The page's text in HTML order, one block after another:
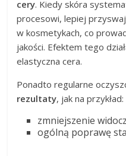
cery. Kiedy skóra
procesowi, lepiej
w kosmetykach, co
jakości. Efektem tego
elastyczna cera.
Ponadto regularne
rezultaty, jak na przykład:
zmniejszenie
ogólną poprawę